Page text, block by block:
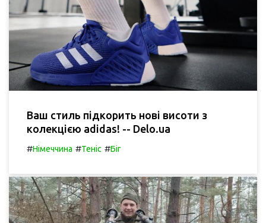
Ваш стиль підкорить нові висоти з
колекцією adidas! -- Delo.ua
#Німеччина #Теніс #Біг